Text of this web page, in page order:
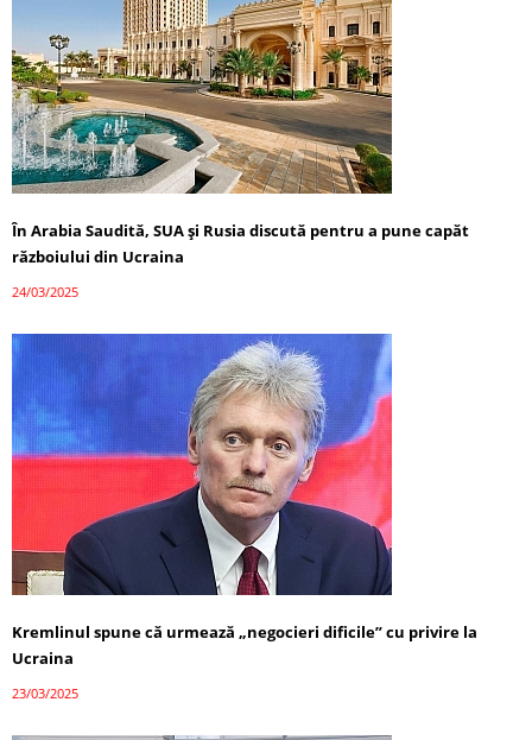
În Arabia Saudită, SUA și Rusia discută pentru a pune capăt
războiului din Ucraina
24/03/2025
Kremlinul spune că urmează „negocieri dificile” cu privire la
Ucraina
23/03/2025